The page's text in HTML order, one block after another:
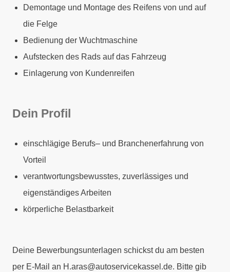
Demontage und Montage des Reifens von und auf
die Felge
Bedienung der Wuchtmaschine
Aufstecken des Rads auf das Fahrzeug
Einlagerung von Kundenreifen
Dein Profil
einschlägige Berufs– und Branchenerfahrung von
Vorteil
verantwortungsbewusstes, zuverlässiges und
eigenständiges Arbeiten
körperliche Belastbarkeit
Deine Bewerbungsunterlagen schickst du am besten
per E-Mail an H.aras@autoservicekassel.de. Bitte gib